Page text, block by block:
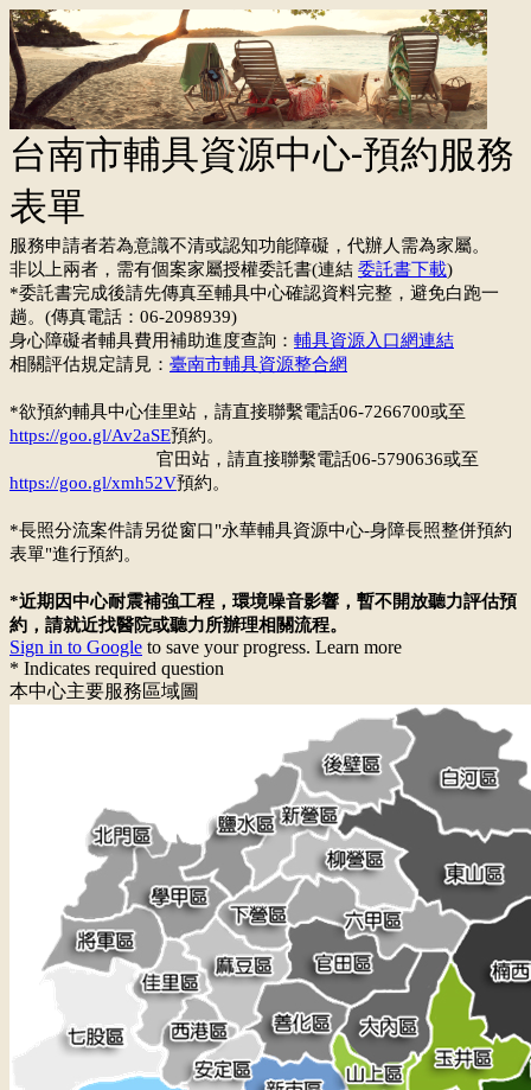
台南市輔具資源中心-預約服務
表單
服務申請者若為意識不清或認知功能障礙，代辦人需為家屬。
非以上兩者，需有個案家屬授權委託書(連結 委託書下載)
*委託書完成後請先傳真至輔具中心確認資料完整，避免白跑一
趟。(傳真電話：06-2098939)
身心障礙者輔具費用補助進度查詢： 輔具資源入口網連結
相關評估規定請見： 臺南市輔具資源整合網
*欲預約輔具中心佳里站，請直接聯繫電話06-7266700或至
https://goo.gl/Av2aSE預約。
官田站，請直接聯繫電話06-5790636或至
https://goo.gl/xmh52V預約。
*長照分流案件請另從窗口"永華輔具資源中心-身障長照整併預約
表單"進行預約。
*近期因中心耐震補強工程，環境噪音影響，暫不開放聽力評估預
約，請就近找醫院或聽力所辦理相關流程。
Sign in to Google to save your progress. Learn more
* Indicates required question
本中心主要服務區域圖